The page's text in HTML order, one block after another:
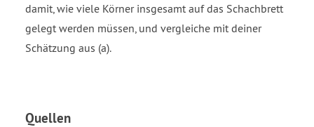
damit, wie viele Körner insgesamt auf das Schachbrett
gelegt werden müssen, und vergleiche mit deiner
Schätzung aus (a).
Quellen